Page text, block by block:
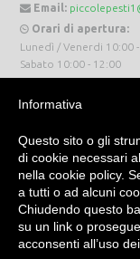
Email:
Orari di apertura:
Lunedì / Venerdi 10:00
Sabato 10:00 - 12:00
Piccole Pesti Livigno ©
Informativa
Questo sito o gli
di cookie necessari
nella cookie policy.
a tutti o ad alcuni
Chiudendo questo
su un link o
acconsenti all’uso